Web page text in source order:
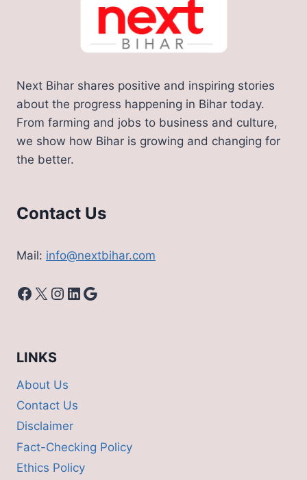
Next Bihar shares positive and inspiring stories
about the progress happening in Bihar today.
From farming and jobs to business and culture,
we show how Bihar is growing and changing for
the better.
Contact Us
Mail: info@nextbihar.com
Facebook
X Instagram
LinkedIn
Google
LINKS
About Us
Contact Us
Disclaimer
Fact-Checking Policy
Ethics Policy